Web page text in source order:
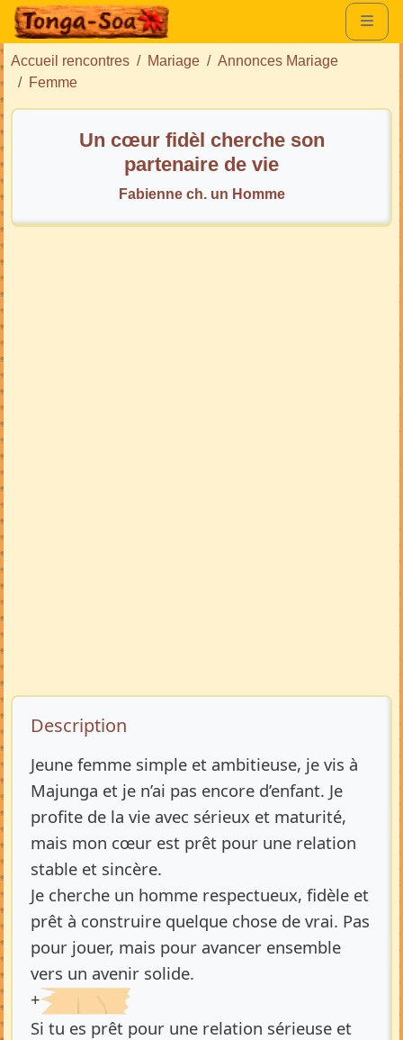
Accueil rencontres Mariage
Annonces Mariage
Femme
Un cœur fidèl cherche son
partenaire de vie
Fabienne ch. un Homme
Description de l’annonce
Description
Jeune femme simple et ambitieuse, je vis à
Majunga et je n’ai pas encore d’enfant. Je
profite de la vie avec sérieux et maturité,
mais mon cœur est prêt pour une relation
stable et sincère.
Je cherche un homme respectueux, fidèle et
prêt à construire quelque chose de vrai. Pas
pour jouer, mais pour avancer ensemble
vers un avenir solide.
+
Si tu es prêt pour une relation sérieuse et